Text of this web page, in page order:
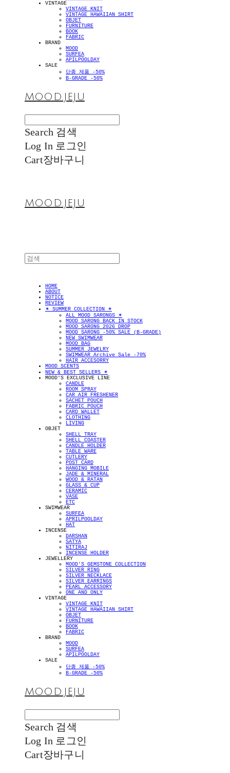
VINTAGE
VINTAGE KNIT
VINTAGE HAWAIIAN SHIRT
OBJET
FURNITURE
BOOK
FABRIC
BRAND
MOOD
SURFEA
APILPOOLDAY
SALE
단종 제품 -50%
B-GRADE -50%
MOOD.JEJU
Search 검색
Log In 로그인
Cart장바구니
MOOD.JEJU
HOME
ABOUT
NOTICE
REVIEW
✴︎ SUMMER COLLECTION ✴︎
ALL MOOD SARONGS ✴︎
MOOD SARONG BACK IN STOCK
MOOD SARONG 2026 DROP
MOOD SARONG -50% SALE (B-GRADE)
NEW SWIMWEAR
MOOD BAG
SUMMER JEWELRY
SWIMWEAR Archive Sale -70%
HAIR ACCESORRY
MOOD SCENTS
NEW & BEST SELLERS ✴︎
MOOD'S EXCLUSIVE LINE
CANDLE
ROOM SPRAY
CAR AIR FRESHENER
SACHET POUCH
FABRIC POUCH
CARD WALLET
CLOTHING
LIVING
OBJET
SHELL TRAY
SHELL COASTER
CANDLE HOLDER
TABLE WARE
CUTLERY
POST CARD
HANGING MOBILE
JADE & MINERAL
WOOD & RATAN
GLASS & CUP
CERAMIC
VASE
ETC
SWIMWEAR
SURFEA
APRILPOOLDAY
HAT
INCENSE
DARSHAN
SATYA
NITIRAJ
INCENSE HOLDER
JEWELLERY
MOOD'S GEMSTONE COLLECTION
SILVER RING
SILVER NECKLACE
SILVER EARRINGS
PEARL ACCESSORY
ONE AND ONLY
VINTAGE
VINTAGE KNIT
VINTAGE HAWAIIAN SHIRT
OBJET
FURNITURE
BOOK
FABRIC
BRAND
MOOD
SURFEA
APILPOOLDAY
SALE
단종 제품 -50%
B-GRADE -50%
MOOD.JEJU
Search 검색
Log In 로그인
Cart장바구니